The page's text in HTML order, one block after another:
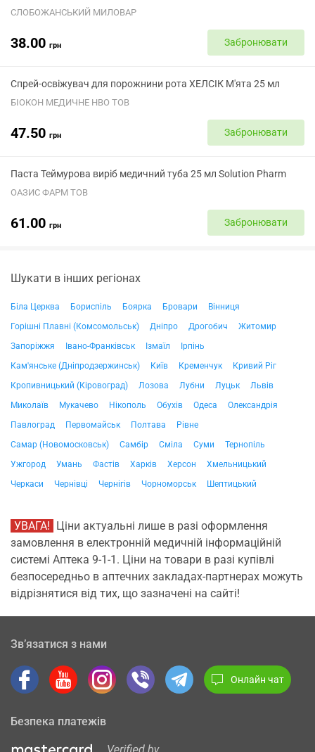
СЛОБОЖАНСЬКИЙ МИЛОВАР
38.00 грн Забронювати
Спрей-освіжувач для порожнини рота ХЕЛСІК М'ята 25 мл
БІОКОН МЕДИЧНЕ НВО ТОВ
47.50 грн Забронювати
Паста Теймурова виріб медичний туба 25 мл Solution Pharm
ОАЗИС ФАРМ ТОВ
61.00 грн Забронювати
Шукати в інших регіонах
Біла Церква Бориспіль Боярка Бровари
Вінниця
Горішні Плавні (Комсомольськ)
Дніпро Дрогобич
Житомир
Запоріжжя
Івано-Франківськ Ізмаїл
Ірпінь
Кам'янське (Дніпродзержинськ)
Київ Кременчук
Кривий Ріг
Кропивницький (Кіровоград)
Лозова Лубни Луцьк
Львів
Миколаїв
Мукачево Нікополь Обухів Одеса
Олександрія
Павлоград
Первомайськ Полтава
Рівне
Самар (Новомосковськ)
Самбір Сміла Суми
Тернопіль
Ужгород
Умань Фастів Харків Херсон
Хмельницький
Черкаси
Чернівці Чернігів Чорноморськ Шептицький
УВАГА! Ціни актуальні лише в разі оформлення
замовлення в електронній медичній інформаційній
системі Аптека 9-1-1. Ціни на товари в разі купівлі
безпосередньо в аптечних закладах-партнерах можуть
відрізнятися від тих, що зазначені на сайті!
Зв’язатися з нами
Онлайн чат
Безпека платежів